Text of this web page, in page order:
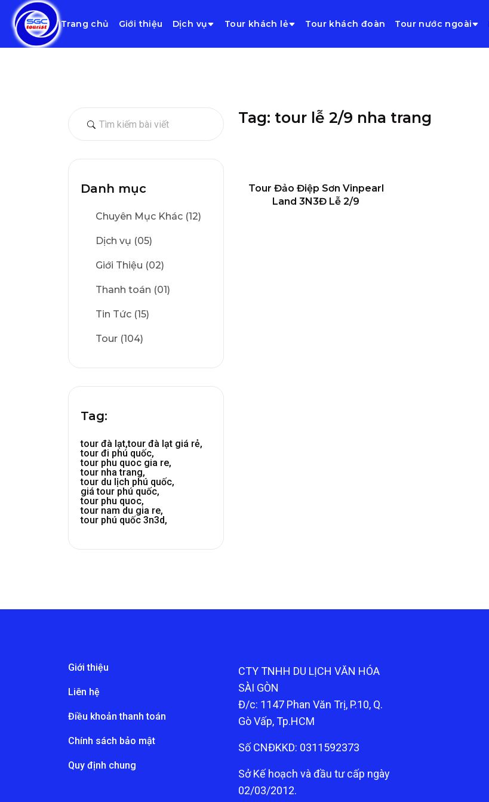
Trang chủ Giới thiệu Dịch vụ Tour khách lẻ Tour khách đoàn Tour nước ngoài
Danh mục
Chuyên Mục Khác (12)
Dịch vụ (05)
Giới Thiệu (02)
Thanh toán (01)
Tin Tức (15)
Tour (104)
Tag:
tour đà lạt,tour đà lạt giá rẻ,
tour đi phú quốc,
tour phu quoc gia re,
tour nha trang,
tour du lịch phú quốc,
giá tour phú quốc,
tour phu quoc,
tour nam du gia re,
tour phú quốc 3n3d,
Tag: tour lễ 2/9 nha trang
Tour Đảo Điệp Sơn Vinpearl
Land 3N3Đ Lễ 2/9
Giới thiệu
Liên hệ
Điều khoản thanh toán
Chính sách bảo mật
Quy định chung
CTY TNHH DU LỊCH VĂN HÓA
SÀI GÒN
Đ/c: 1147 Phan Văn Trị, P.10, Q.
Gò Vấp, Tp.HCM
Số CNĐKKD: 0311592373
Sở Kế hoạch và đầu tư cấp ngày
02/03/2012.